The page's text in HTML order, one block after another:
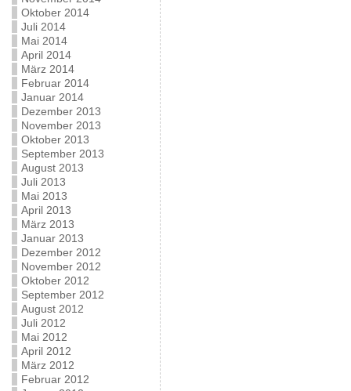
Oktober 2014
Juli 2014
Mai 2014
April 2014
März 2014
Februar 2014
Januar 2014
Dezember 2013
November 2013
Oktober 2013
September 2013
August 2013
Juli 2013
Mai 2013
April 2013
März 2013
Januar 2013
Dezember 2012
November 2012
Oktober 2012
September 2012
August 2012
Juli 2012
Mai 2012
April 2012
März 2012
Februar 2012